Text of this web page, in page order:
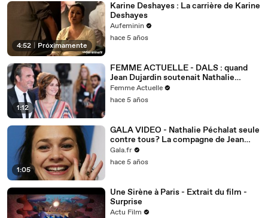
4:52 Próximamente
Karine Deshayes : La carrière de Karine
Deshayes
Aufeminin
hace 5 años
1:12
FEMME ACTUELLE - DALS : quand
Jean Dujardin soutenait Nathalie
Péchalat... caché en coulisses
Femme Actuelle
hace 5 años
1:05
GALA VIDEO - Nathalie Péchalat seule
contre tous ? La compagne de Jean
Dujardin pas épargnée par les
vacheries
Gala.fr
hace 5 años
Une Sirène à Paris - Extrait du film -
Surprise
Actu Film